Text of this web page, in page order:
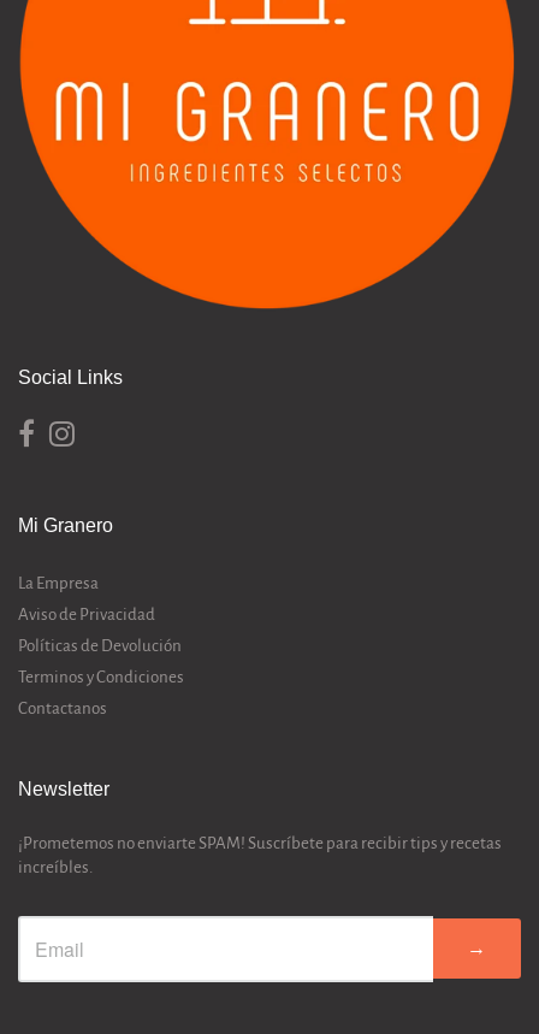
Social Links
Mi Granero
La Empresa
Aviso de Privacidad
Políticas de Devolución
Terminos y Condiciones
Contactanos
Newsletter
¡Prometemos no enviarte SPAM! Suscríbete para recibir tips y recetas
increíbles.
→